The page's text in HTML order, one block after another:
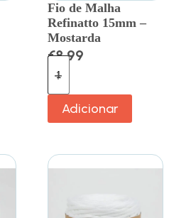
Fio de Malha
Refinatto 15mm –
Mostarda
€8.99
Adicionar